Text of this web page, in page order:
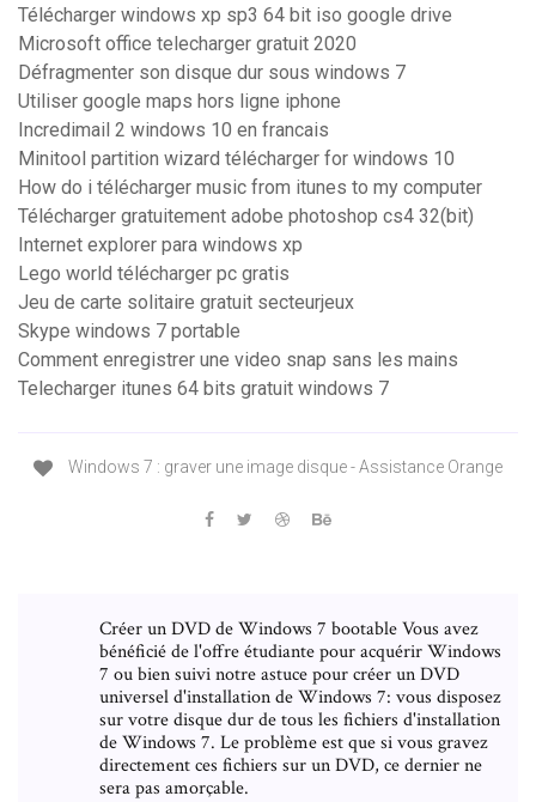
Télécharger windows xp sp3 64 bit iso google drive
Microsoft office telecharger gratuit 2020
Défragmenter son disque dur sous windows 7
Utiliser google maps hors ligne iphone
Incredimail 2 windows 10 en francais
Minitool partition wizard télécharger for windows 10
How do i télécharger music from itunes to my computer
Télécharger gratuitement adobe photoshop cs4 32(bit)
Internet explorer para windows xp
Lego world télécharger pc gratis
Jeu de carte solitaire gratuit secteurjeux
Skype windows 7 portable
Comment enregistrer une video snap sans les mains
Telecharger itunes 64 bits gratuit windows 7
Windows 7 : graver une image disque - Assistance Orange
Créer un DVD de Windows 7 bootable Vous avez
bénéficié de l'offre étudiante pour acquérir Windows
7 ou bien suivi notre astuce pour créer un DVD
universel d'installation de Windows 7: vous disposez
sur votre disque dur de tous les fichiers d'installation
de Windows 7. Le problème est que si vous gravez
directement ces fichiers sur un DVD, ce dernier ne
sera pas amorçable.